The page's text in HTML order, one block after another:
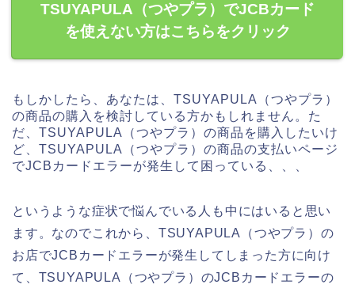
TSUYAPULA（つやプラ）でJCBカード
を使えない方はこちらをクリック
もしかしたら、あなたは、TSUYAPULA（つやプラ）
の商品の購入を検討している方かもしれません。た
だ、TSUYAPULA（つやプラ）の商品を購入したいけ
ど、TSUYAPULA（つやプラ）の商品の支払いページ
でJCBカードエラーが発生して困っている、、、
というような症状で悩んでいる人も中にはいると思い
ます。なのでこれから、TSUYAPULA（つやプラ）の
お店でJCBカードエラーが発生してしまった方に向け
て、TSUYAPULA（つやプラ）のJCBカードエラーの